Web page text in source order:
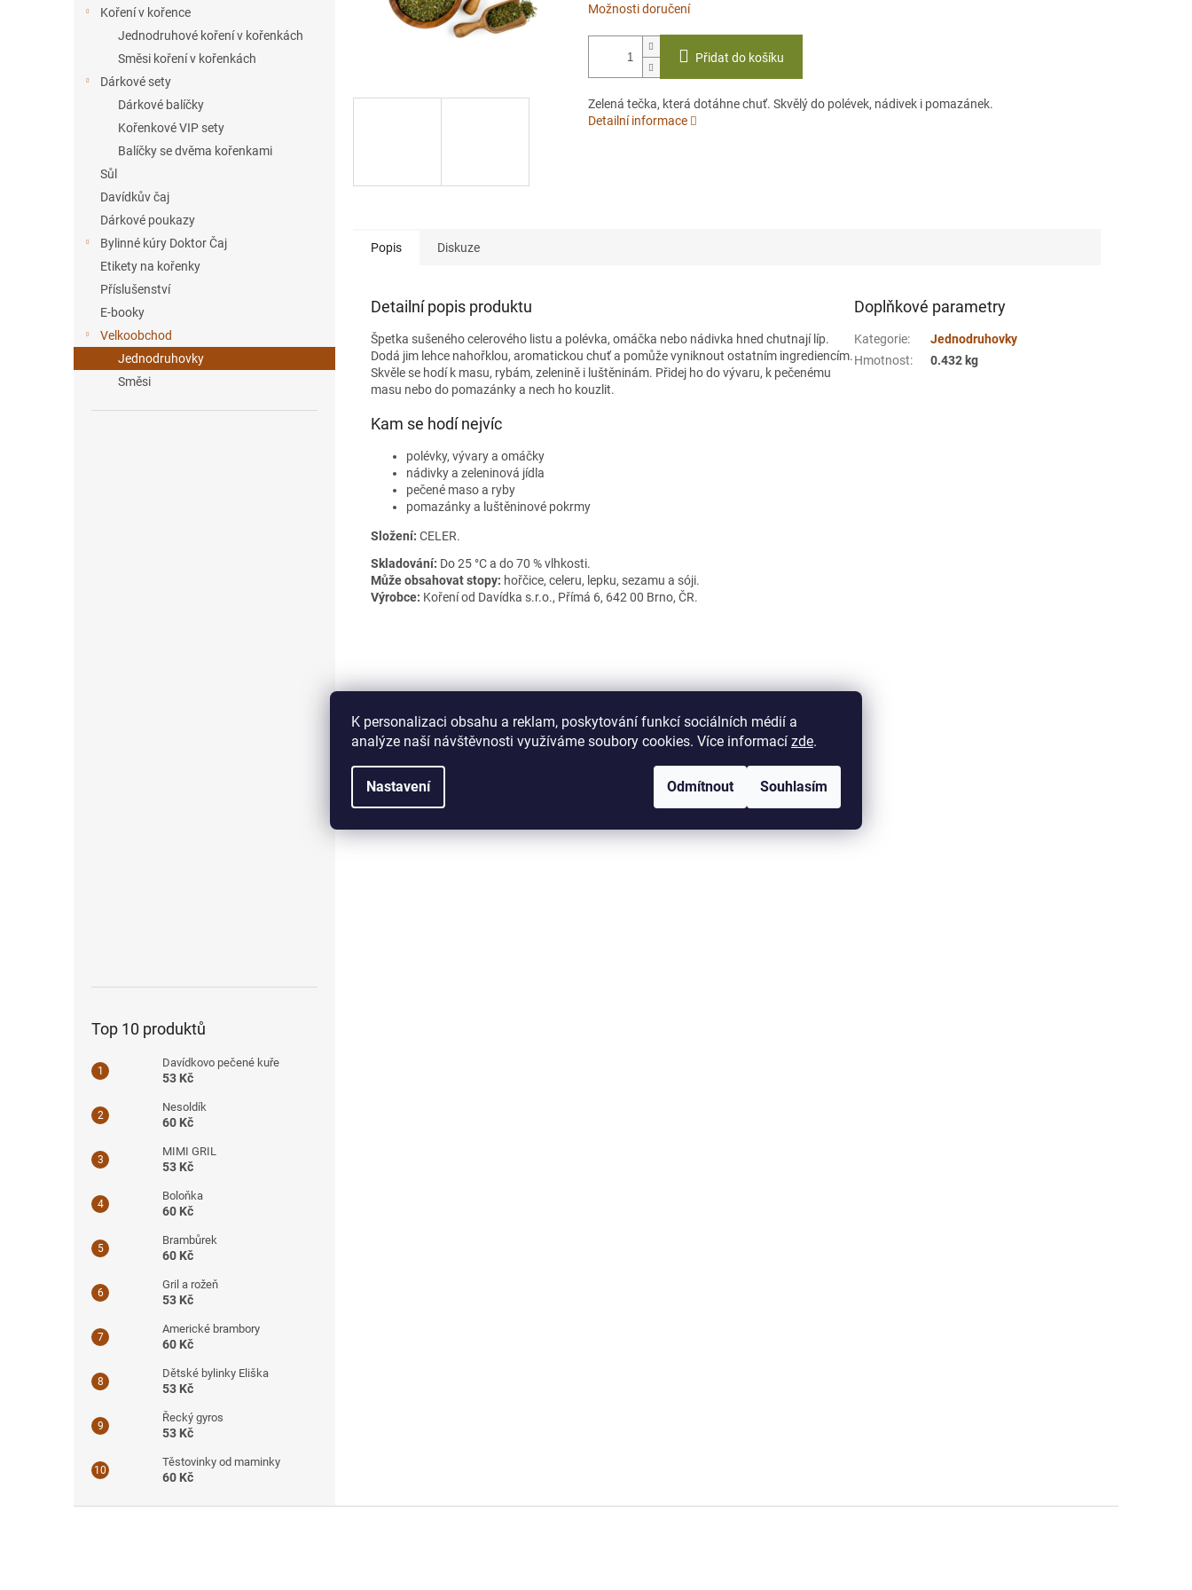
K personalizaci obsahu a reklam, poskytování funkcí sociálních médií a
analýze naší návštěvnosti využíváme soubory cookies. Více informací zde.
Nastavení Odmítnout Souhlasím
Koření v kořence
Jednodruhové koření v kořenkách
Směsi koření v kořenkách
Dárkové sety
Dárkové balíčky
Kořenkové VIP sety
Balíčky se dvěma kořenkami
Sůl
Davídkův čaj
Dárkové poukazy
Bylinné kúry Doktor Čaj
Etikety na kořenky
Příslušenství
E-booky
Velkoobchod
Jednodruhovky
Směsi
Top 10 produktů
Davídkovo pečené kuře
53 Kč
Nesoldík
60 Kč
MIMI GRIL
53 Kč
Boloňka
60 Kč
Brambůrek
60 Kč
Gril a rožeň
53 Kč
Americké brambory
60 Kč
Dětské bylinky Eliška
53 Kč
Řecký gyros
53 Kč
Těstovinky od maminky
60 Kč
Možnosti doručení
Přidat do košíku
Zelená tečka, která dotáhne chuť. Skvělý do polévek, nádivek i pomazánek.
Detailní informace
Popis Diskuze
Detailní popis produktu
Špetka sušeného celerového listu a polévka, omáčka nebo nádivka hned chutnají líp.
Dodá jim lehce nahořklou, aromatickou chuť a pomůže vyniknout ostatním ingrediencím.
Skvěle se hodí k masu, rybám, zelenině i luštěninám. Přidej ho do vývaru, k pečenému
masu nebo do pomazánky a nech ho kouzlit.
Kam se hodí nejvíc
polévky, vývary a omáčky
nádivky a zeleninová jídla
pečené maso a ryby
pomazánky a luštěninové pokrmy
Složení: CELER.
Skladování: Do 25 °C a do 70 % vlhkosti.
Může obsahovat stopy: hořčice, celeru, lepku, sezamu a sóji.
Výrobce: Koření od Davídka s.r.o., Přímá 6, 642 00 Brno, ČR.
Doplňkové parametry
Kategorie:
Jednodruhovky
Hmotnost: 0.432 kg